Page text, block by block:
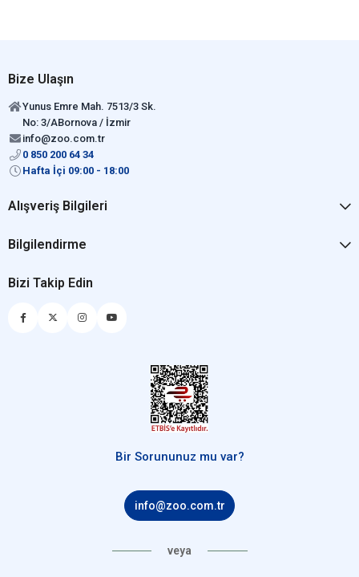
Bize Ulaşın
Yunus Emre Mah. 7513/3 Sk.
No: 3/ABornova / İzmir
info@zoo.com.tr
0 850 200 64 34
Hafta İçi 09:00 - 18:00
Alışveriş Bilgileri
Bilgilendirme
Bizi Takip Edin
Bir Sorununuz mu var?
info@zoo.com.tr
veya